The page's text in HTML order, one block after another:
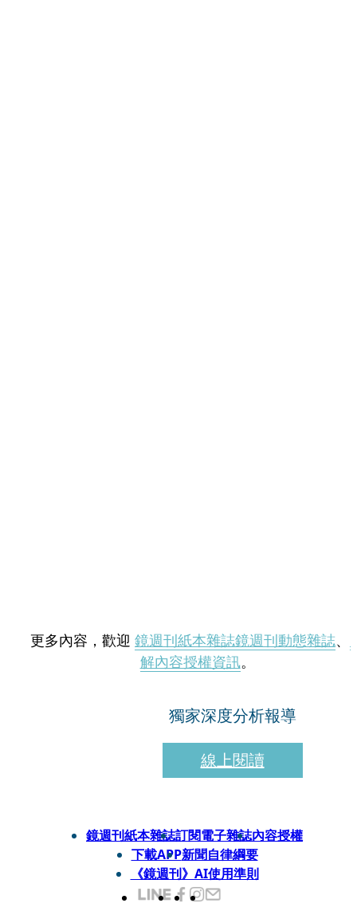
更多內容，歡迎 鏡週刊紙本雜誌鏡週刊動態雜誌、
解內容授權資訊。
獨家深度分析報導
線上閱讀
鏡週刊紙本雜誌訂閱電子雜誌內容授權
下載APP新聞自律綱要
《鏡週刊》AI使用準則